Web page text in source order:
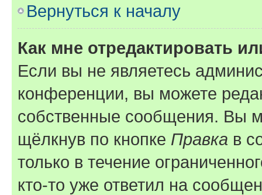
Вернуться к началу
Как мне отредактировать
Если вы не являетесь
конференции, вы можете
собственные сообщения. Вы
щёлкнув по кнопке Правка в
только в течение
кто-то уже ответил на